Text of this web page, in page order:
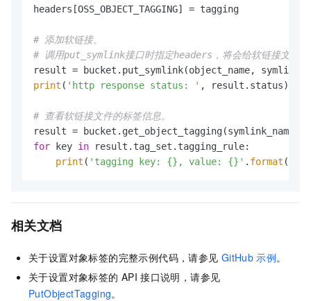
headers[OSS_OBJECT_TAGGING] = tagging
# 添加软链接。
# 调用put_symlink接口时指定headers，将会给软链接文件添
print ( 'http response status: ' , result.status)
# 查看软链接文件的标签信息。
for key in result.tag_set.tagging_rule:
print ( 'tagging key: {}, value: {}' . format
相关文档
关于设置对象标签的完整示例代码，请参见 GitHub 示例。
关于设置对象标签的 API 接口说明，请参见
PutObjectTagging。